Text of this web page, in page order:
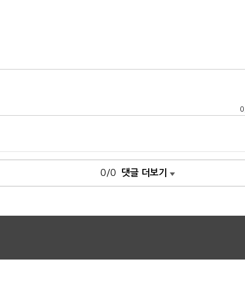
0
0/0 댓글 더보기